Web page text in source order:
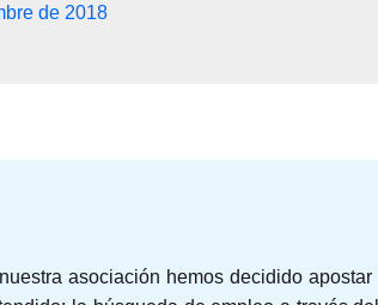
de 2018
asociación hemos decidido